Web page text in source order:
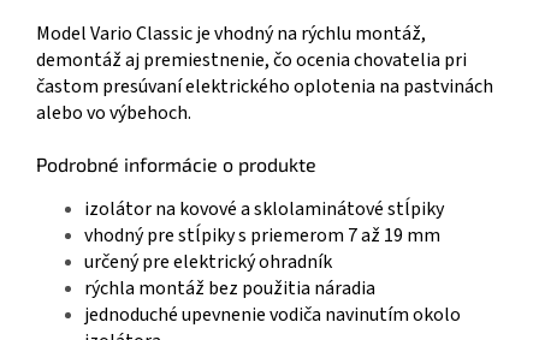
Model Vario Classic je vhodný na rýchlu montáž,
demontáž aj premiestnenie, čo ocenia chovatelia pri
častom presúvaní elektrického oplotenia na pastvinách
alebo vo výbehoch.
Podrobné informácie o produkte
izolátor na kovové a sklolaminátové stĺpiky
vhodný pre stĺpiky s priemerom 7 až 19 mm
určený pre elektrický ohradník
rýchla montáž bez použitia náradia
jednoduché upevnenie vodiča navinutím okolo